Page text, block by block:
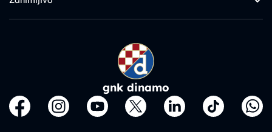
gnk dinamo